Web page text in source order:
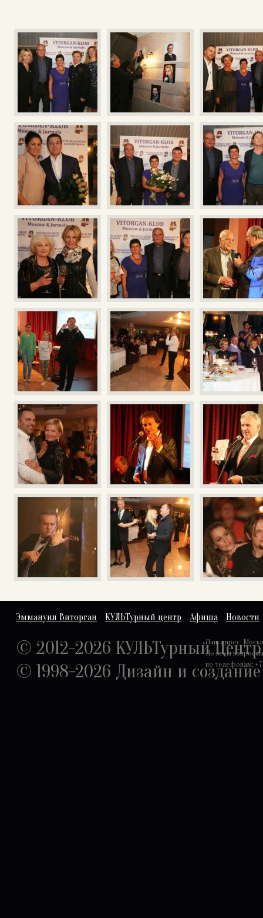
Эммануил Виторган КУЛЬТурный центр Афиша Новости
© 2012-2026 КУЛЬТурный
© 1998-2026 Дизайн и
Наш адрес:
По всем
по телефонам: